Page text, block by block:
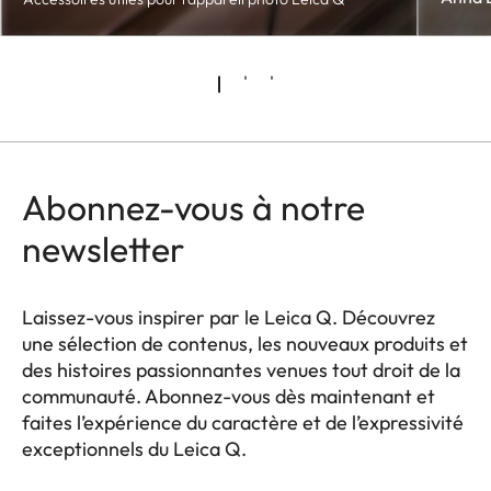
Abonnez-vous à notre
newsletter
Laissez-vous inspirer par le Leica Q. Découvrez
une sélection de contenus, les nouveaux produits et
des histoires passionnantes venues tout droit de la
communauté. Abonnez-vous dès maintenant et
faites l’expérience du caractère et de l’expressivité
exceptionnels du Leica Q.